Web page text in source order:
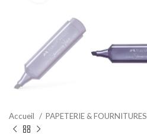
Accueil PAPETERIE & FOURNITURES